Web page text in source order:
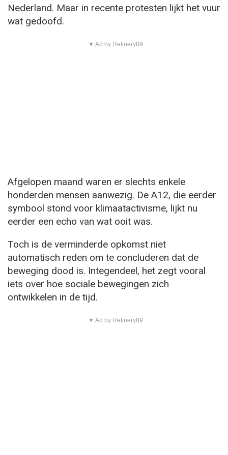
Nederland. Maar in recente protesten lijkt het vuur
wat gedoofd.
▼ Ad by Refinery89
Afgelopen maand waren er slechts enkele
honderden mensen aanwezig. De A12, die eerder
symbool stond voor klimaatactivisme, lijkt nu
eerder een echo van wat ooit was.
Toch is de verminderde opkomst niet
automatisch reden om te concluderen dat de
beweging dood is. Integendeel, het zegt vooral
iets over hoe sociale bewegingen zich
ontwikkelen in de tijd.
▼ Ad by Refinery89